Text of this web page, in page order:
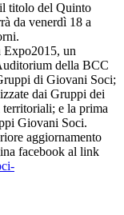
titolo del Quinto
da venerdì 18 a
Expo2015, un
della BCC
di Giovani Soci;
dai Gruppi dei
e la prima
Giovani Soci.
aggiornamento
facebook al link